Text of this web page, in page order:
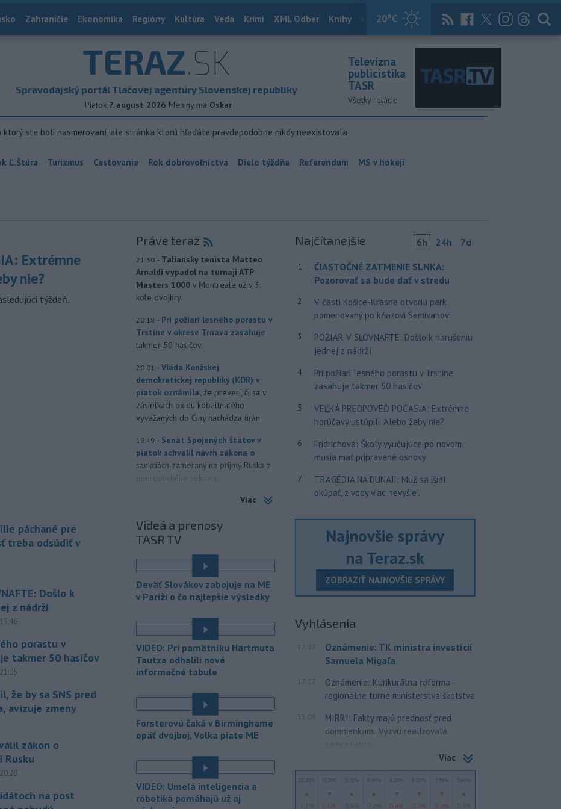
20°C
Zahraničie Ekonomika Regióny Kultúra Veda Krimi XML Odber Knihy Útulkovo Magazín News Now Archív
TERAZ.SK
Spravodajský portál Tlačovej agentúry Slovenskej republiky
Piatok 7. august 2026 Meniny má Oskar
Televízna
publicistika
TASR
Všetky relácie
ktorý ste boli nasmerovaní, ale stránka ktorú hľadáte pravdepodobne nikdy neexistovala
Ľ.Štúra Turizmus Cestovanie Rok dobrovoľníctva Dielo týždňa Referendum MS v hokeji
Extrémne
nie?
týždeň.
páchané pre
treba odsúdiť v
Došlo k
z nádrží
porastu v
takmer 50 hasičov
že by sa SNS pred
avizuje zmeny
zákon o
Rusku
na post
Práve teraz
21:30 - Taliansky tenista Matteo
Arnaldi vypadol na turnaji ATP
Masters 1000 v Montreale už v 3.
kole dvojhry.
20:18 - Pri požiari lesného porastu v
Trstíne v okrese Trnava zasahuje
takmer 50 hasičov.
20:01 - Vláda Konžskej
demokratickej republiky (KDR) v
piatok oznámila, že preverí, či sa v
zásielkach oxidu kobaltnatého
vyvážaných do Číny nachádza urán.
19:49 - Senát Spojených štátov v
piatok schválil návrh zákona o
sankciách zameraný na príjmy Ruska z
energetického sektora.
Slovenská polícia prispela k
ktorý sa podarilo ukončiť
právoplatným odsúdením páchateľa v
15:21 - Piatkový požiar v
bratislavskej rafinérii Slovnaft je
pod kontrolou.Príčina jeho vzniku
TASR to potvrdil hovorca rafinérie
Anton Molnár.
15:17 - Ministerstvo kultúry (MK) SR
upraví verziu opatrenia o
pôsobnosti rezortu.
14:17 -
V bratislavskej rafinérii
Slovnaft horí uskladnený ropný
produkt.
TASR o tom informovala
rafinéria s tým, že obyvateľom nehrozí
13:50 - Jedným zo zdravotných rizík
na festivale môže byť vyššia
Viac
Videá a prenosy
TASR TV
Deväť Slovákov zabojuje na ME
v Paríži o čo najlepšie výsledky
VIDEO: Pri pamätníku Hartmuta
Tautza odhalili nové
informačné tabule
Forsterovú čaká v Birminghame
opäť dvojboj, Volka piate ME
VIDEO: Umelá inteligencia a
robotika pomáhajú už aj
Najčítanejšie 6h 24h 7d
1
ČIASTOČNÉ ZATMENIE SLNKA:
Pozorovať sa bude dať v stredu
2
V časti Košice-Krásna otvorili park
pomenovaný po kňazovi Semivanovi
3
POŽIAR V SLOVNAFTE: Došlo k narušeniu
jednej z nádrží
4
Pri požiari lesného porastu v Trstíne
zasahuje takmer 50 hasičov
5
VEĽKÁ PREDPOVEĎ POČASIA: Extrémne
horúčavy ustúpili. Alebo žeby nie?
6
Fridrichová: Školy vyučujúce po novom
musia mať pripravené osnovy
7
TRAGÉDIA NA DUNAJI: Muž sa išiel
okúpať, z vody viac nevyšiel
Najnovšie správy
na Teraz.sk
ZOBRAZIŤ NAJNOVŠIE SPRÁVY
Vyhlásenia
17:32
Oznámenie: TK ministra investícií
Samuela Migaľa
17:17
Oznámenie: Kurikurálna reforma -
regionálne turné ministerstva školstva
15:09
MIRRI: Fakty majú prednosť pred
domnienkami. Výzvu realizovala
samostatná...
Viac